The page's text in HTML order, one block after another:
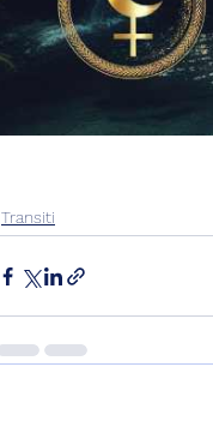
Transiti